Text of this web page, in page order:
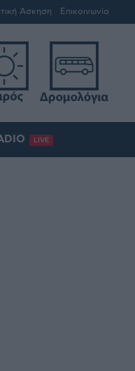
Άσκηση Επικοινωνία
LIVE